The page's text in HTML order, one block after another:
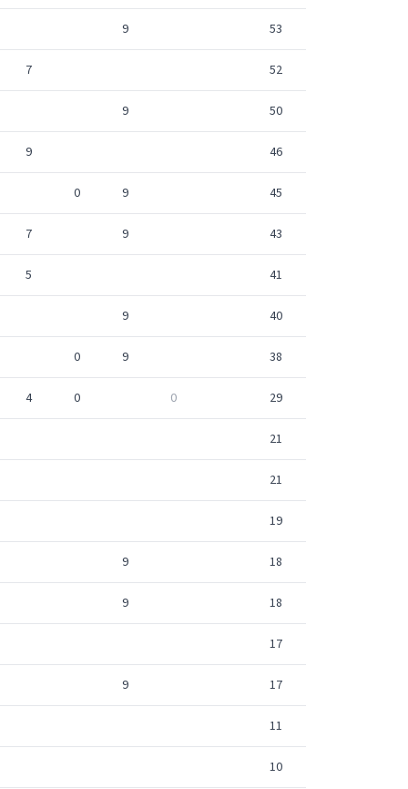
9 53
7 52
9 50
9 46
0 9 45
7 9 43
5 41
9 40
0 9 38
4 0 0 29
21
21
19
9 18
9 18
17
9 17
11
10